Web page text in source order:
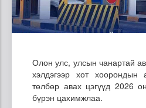
Олон улс, улсын чанартай
хэлдэгээр хот
төлбөр авах цэгүүд 2026
бүрэн цахимжлаа.